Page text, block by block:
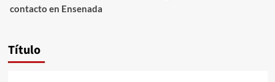
contacto en Ensenada
Título